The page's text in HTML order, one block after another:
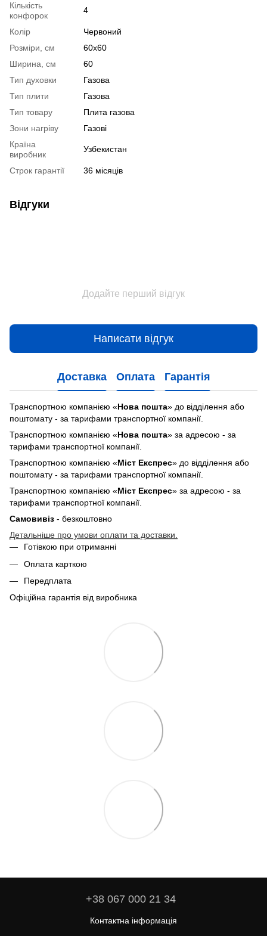
Кількість
конфорок
4
Колір
Червоний
Розміри, см
60х60
Ширина, см
60
Тип духовки
Газова
Тип плити
Газова
Тип товару
Плита газова
Зони нагріву
Газові
Країна
виробник
Узбекистан
Строк гарантії 36 місяців
Відгуки
Додайте перший відгук
Написати відгук
Доставка Оплата Гарантія
Транспортною компанією «Нова пошта» до відділення або
поштомату - за тарифами транспортної компанії.
Транспортною компанією «Нова пошта» за адресою - за
тарифами транспортної компанії.
Транспортною компанією «Міст Експрес» до відділення або
поштомату - за тарифами транспортної компанії.
Транспортною компанією «Міст Експрес» за адресою - за
тарифами транспортної компанії.
Самовивіз - безкоштовно
Детальніше про умови оплати та доставки.
Готівкою при отриманні
Оплата карткою
Передплата
Офіційна гарантія від виробника
+38 067 000 21 34
Контактна інформація